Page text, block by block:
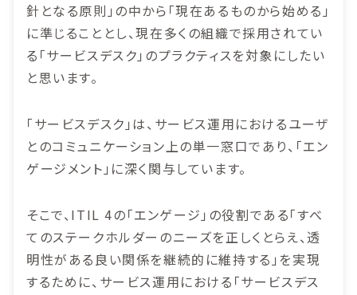
針となる原則」の中から「現在あるものから始める」
に準じることとし、現在多くの組織で採用されてい
る「サービスデスク」のプラクティスを対象にしたい
と思います。
「サービスデスク」は、サービス運用におけるユーザ
とのコミュニケーション上の単一窓口であり、「エン
ゲージメント」に深く関与しています。
そこで、ITIL 4の「エンゲージ」の役割である「すべ
てのステークホルダーのニーズを正しくとらえ、透
明性がある良い関係を継続的に維持する」を実現
するために、サービス運用における「サービスデス